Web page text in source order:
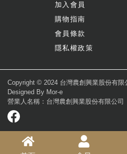
加入會員
購物指南
會員條款
隱私權政策
Copyright © 2024 台灣農創興業股份有
Designed By Mor-e
營業人名稱：台灣農創興業股份有限公